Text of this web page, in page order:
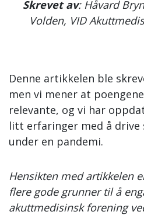
Skrevet av: Håvard
Volden, VID
Denne artikkelen ble
men vi mener at
relevante, og vi har
litt erfaringer med å
under en pandemi.
Hensikten med artikkelen
flere gode grunner til å
akuttmedisinsk forening